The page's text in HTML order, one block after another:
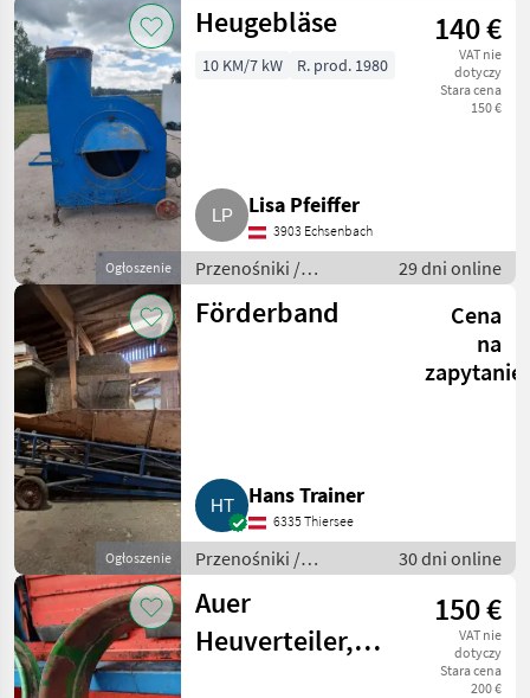
dmuchawe
Ogłoszenie
Heugebläse 140 €
VAT nie
dotyczy
Stara cena
150 €
10 KM/7 kW R. prod. 1980
Lisa Pfeiffer
3903 Echsenbach
Przenośniki /
Przenośniki
dmuchawe
29 dni online
Ogłoszenie
Förderband
Cena
na
zapytanie
Hans Trainer
6335 Thiersee
Przenośniki /
Przenośniki
dmuchawe
30 dni online
Auer
Heuverteiler,
150 €
VAT nie
dotyczy
Stara cena
200 €